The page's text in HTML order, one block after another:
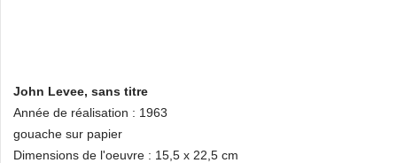
John Levee, sans titre
Année de réalisation : 1963
gouache sur papier
Dimensions de l'oeuvre : 15,5 x 22,5 cm